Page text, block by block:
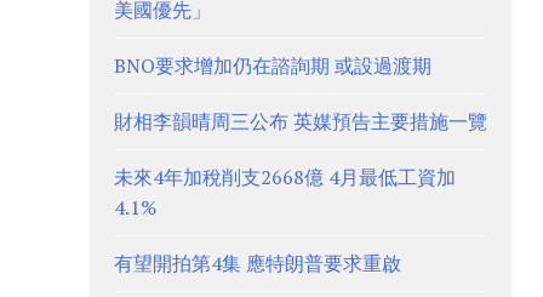
美國優先」
BNO要求增加仍在諮詢期 或設過渡期
財相李韻晴周三公布 英媒預告主要措施一覽
未來4年加稅削支2668億 4月最低工資加
4.1%
有望開拍第4集 應特朗普要求重啟